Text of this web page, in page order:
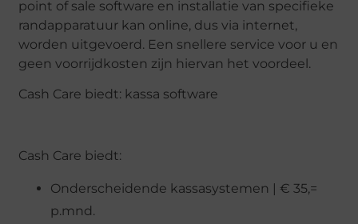
point of sale software en installatie van specifieke
randapparatuur kan online, dus via internet,
worden uitgevoerd. Een snellere service voor u en
geen voorrijdkosten zijn hiervan het voordeel.
Cash Care biedt: kassa software
Cash Care biedt:
Onderscheidende kassasystemen | € 35,=
p.mnd.